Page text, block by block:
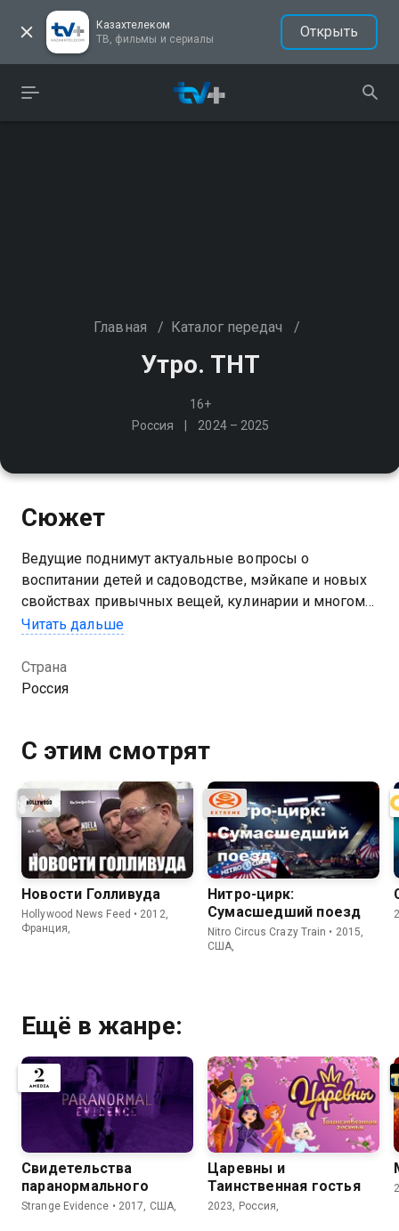
Казахтелеком
ТВ, фильмы и сериалы
Открыть
Главная / Каталог передач /
Утро. ТНТ
16+
Россия
2024 – 2025
Сюжет
Ведущие поднимут актуальные вопросы о
воспитании детей и садоводстве, мэйкапе и новых
свойствах привычных вещей, кулинарии и многом
другом! Советы, которыми они делятся, будут
скучными и предсказуемыми
Читать дальше
Страна
Россия
С этим смотрят
Новости Голливуда
Hollywood News Feed • 2012,
Франция,
Нитро-цирк:
Сумасшедший поезд
Nitro Circus Crazy Train • 2015,
США,
Ещё в жанре:
Свидетельства
паранормального
Strange Evidence • 2017, США,
Царевны и
Таинственная гостья
2023, Россия,